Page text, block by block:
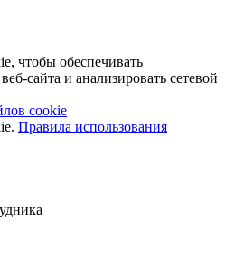
чтобы обеспечивать
сайта и анализировать сетевой
cookie
Правила использования